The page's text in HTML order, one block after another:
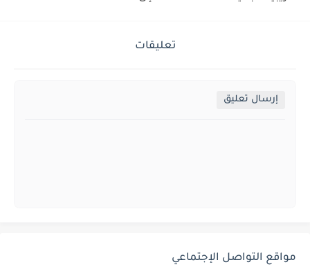
تعليقات
إرسال تعليق
مواقع التواصل الإجتماعي